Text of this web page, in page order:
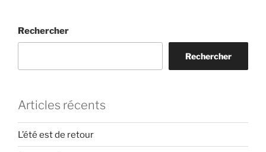
Rechercher
Rechercher
Articles récents
L’été est de retour